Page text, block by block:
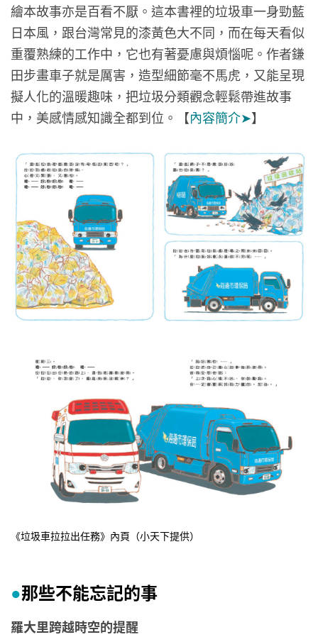
繪本故事亦是百看不厭。這本書裡的垃圾車一身勁藍
日本風，跟台灣常見的漆黃色大不同，而在每天看似
重覆熟練的工作中，它也有著憂慮與煩惱呢。作者鎌
田步畫車子就是厲害，造型細節毫不馬虎，又能呈現
擬人化的溫暖趣味，把垃圾分類觀念輕鬆帶進故事
中，美感情感知識全都到位。
【內容簡介➤】
《垃圾車拉拉出任務》內頁（小天下提供）
●那些不能忘記的事
羅大里跨越時空的提醒